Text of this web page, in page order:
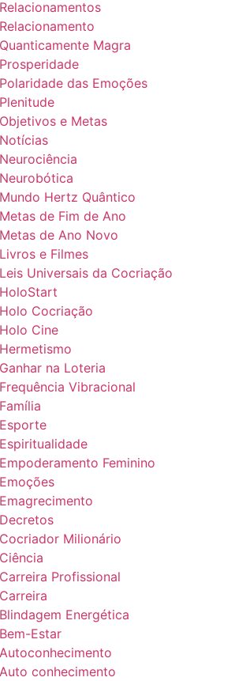
Relacionamentos
Relacionamento
Quanticamente Magra
Prosperidade
Polaridade das Emoções
Plenitude
Objetivos e Metas
Notícias
Neurociência
Neurobótica
Mundo Hertz Quântico
Metas de Fim de Ano
Metas de Ano Novo
Livros e Filmes
Leis Universais da Cocriação
HoloStart
Holo Cocriação
Holo Cine
Hermetismo
Ganhar na Loteria
Frequência Vibracional
Família
Esporte
Espiritualidade
Empoderamento Feminino
Emoções
Emagrecimento
Decretos
Cocriador Milionário
Ciência
Carreira Profissional
Carreira
Blindagem Energética
Bem-Estar
Autoconhecimento
Auto conhecimento